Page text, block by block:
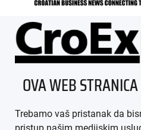
ÜBER
OVA WEB
Trebamo vaš pristanak da